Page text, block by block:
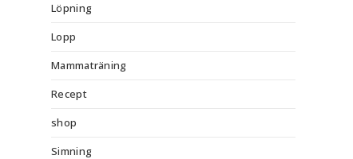
Löpning
Lopp
Mammaträning
Recept
shop
Simning